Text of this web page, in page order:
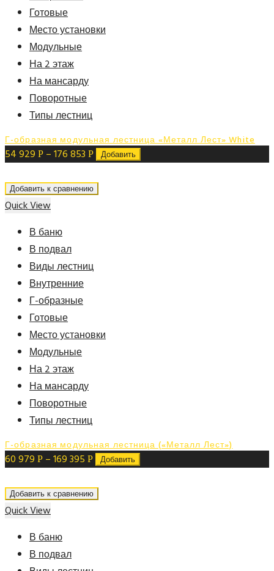
Готовые
Место установки
Модульные
На 2 этаж
На мансарду
Поворотные
Типы лестниц
Г-образная модульная лестница «Металл Лест» White
54 929 Р –176 853 Р Добавить
Добавить к сравнению
Quick View
В баню
В подвал
Виды лестниц
Внутренние
Г-образные
Готовые
Место установки
Модульные
На 2 этаж
На мансарду
Поворотные
Типы лестниц
Г-образная модульная лестница («Металл Лест»)
60 979 Р –169 395 Р Добавить
Добавить к сравнению
Quick View
В баню
В подвал